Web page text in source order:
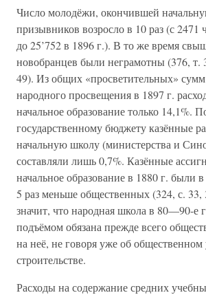
Число молодёжи, окончившей
призывников возросло в 10 раз (с 2471
до 25’752 в 1896 г.). В то же время
новобранцев были неграмотны (376, т.
49). Из общих «просветительных»
народного просвещения в 1897 г.
начальное образование только 14,1%.
государственному бюджету казённые
начальную школу (министерства и
составляли лишь 0,7%. Казённые
начальное образование в 1880 г. были
5 раз меньше общественных (324, с.
значит, что народная школа в 80—90-е
подъёмом обязана прежде всего
на неё, не говоря уже об общественном
строительстве.
Расходы на содержание средних